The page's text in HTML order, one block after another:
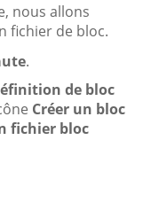
nous allons
fichier de bloc.
.
de bloc
Créer un bloc
fichier bloc